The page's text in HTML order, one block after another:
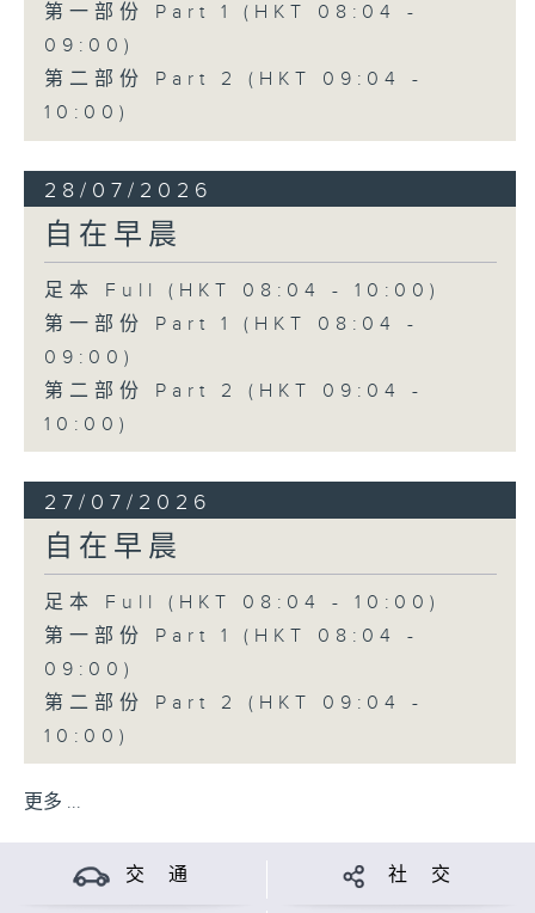
第一部份 Part 1 (HKT 08:04 -
09:00)
第二部份 Part 2 (HKT 09:04 -
10:00)
28/07/2026
自在早晨
足本 Full (HKT 08:04 - 10:00)
第一部份 Part 1 (HKT 08:04 -
09:00)
第二部份 Part 2 (HKT 09:04 -
10:00)
27/07/2026
自在早晨
足本 Full (HKT 08:04 - 10:00)
第一部份 Part 1 (HKT 08:04 -
09:00)
第二部份 Part 2 (HKT 09:04 -
10:00)
更多 ...
交 通 社 交